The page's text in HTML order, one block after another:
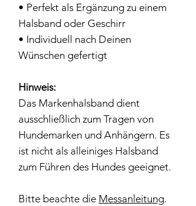
• Perfekt als Ergänzung zu einem
Halsband oder Geschirr
• Individuell nach Deinen
Wünschen gefertigt
Hinweis:
Das Markenhalsband dient
ausschließlich zum Tragen von
Hundemarken und Anhängern. Es
ist nicht als alleiniges Halsband
zum Führen des Hundes geeignet.
Bitte beachte die Messanleitung.